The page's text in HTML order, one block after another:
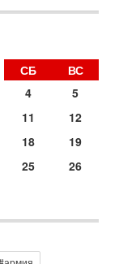
Маген,
разведки
и
историк.
с местными
Израилю
СБ
ВС
4
5
11
12
18
19
25
26